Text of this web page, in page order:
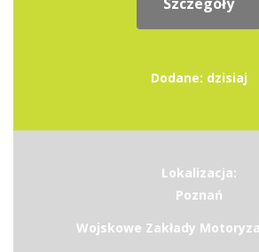
Dodane: dzisiaj
Lokalizacja:
Poznań
Wojskowe Zakłady